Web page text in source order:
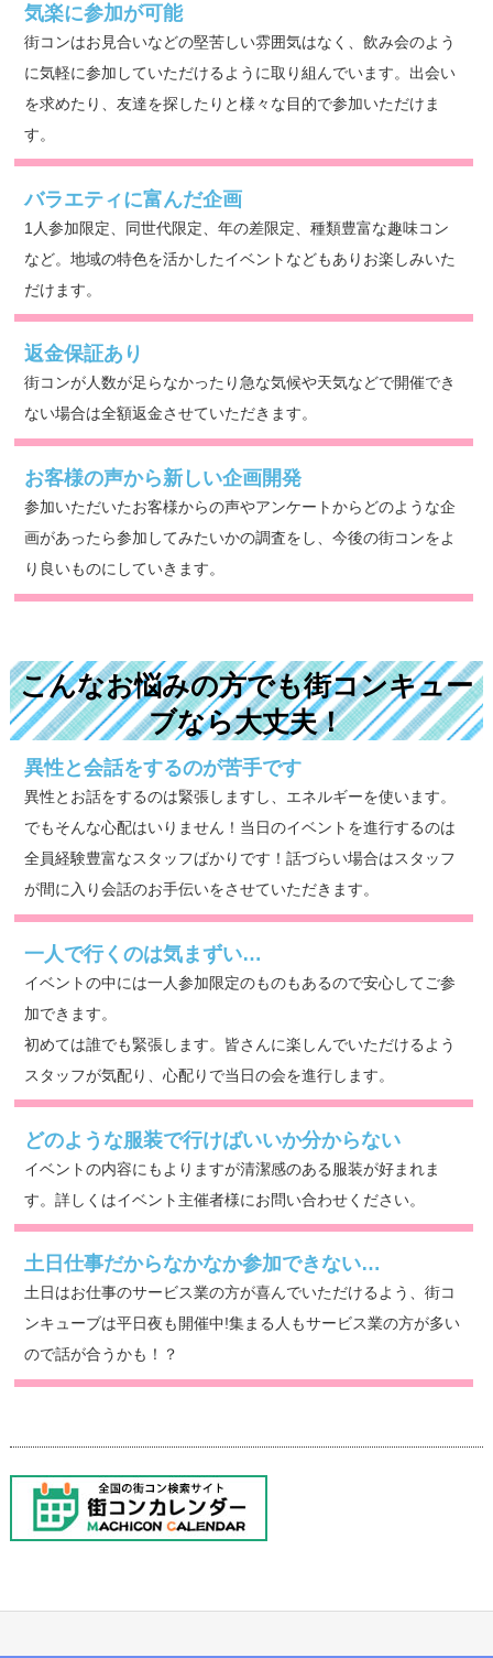
気楽に参加が可能
街コンはお見合いなどの堅苦しい雰囲気はなく、飲み会のよう
に気軽に参加していただけるように取り組んでいます。出会い
を求めたり、友達を探したりと様々な目的で参加いただけま
す。
バラエティに富んだ企画
1人参加限定、同世代限定、年の差限定、種類豊富な趣味コン
など。地域の特色を活かしたイベントなどもありお楽しみいた
だけます。
返金保証あり
街コンが人数が足らなかったり急な気候や天気などで開催でき
ない場合は全額返金させていただきます。
お客様の声から新しい企画開発
参加いただいたお客様からの声やアンケートからどのような企
画があったら参加してみたいかの調査をし、今後の街コンをよ
り良いものにしていきます。
こんなお悩みの方でも街コンキュー
ブなら大丈夫！
異性と会話をするのが苦手です
異性とお話をするのは緊張しますし、エネルギーを使います。
でもそんな心配はいりません！当日のイベントを進行するのは
全員経験豊富なスタッフばかりです！話づらい場合はスタッフ
が間に入り会話のお手伝いをさせていただきます。
一人で行くのは気まずい…
イベントの中には一人参加限定のものもあるので安心してご参
加できます。
初めては誰でも緊張します。皆さんに楽しんでいただけるよう
スタッフが気配り、心配りで当日の会を進行します。
どのような服装で行けばいいか分からない
イベントの内容にもよりますが清潔感のある服装が好まれま
す。詳しくはイベント主催者様にお問い合わせください。
土日仕事だからなかなか参加できない…
土日はお仕事のサービス業の方が喜んでいただけるよう、街コ
ンキューブは平日夜も開催中!集まる人もサービス業の方が多い
ので話が合うかも！？